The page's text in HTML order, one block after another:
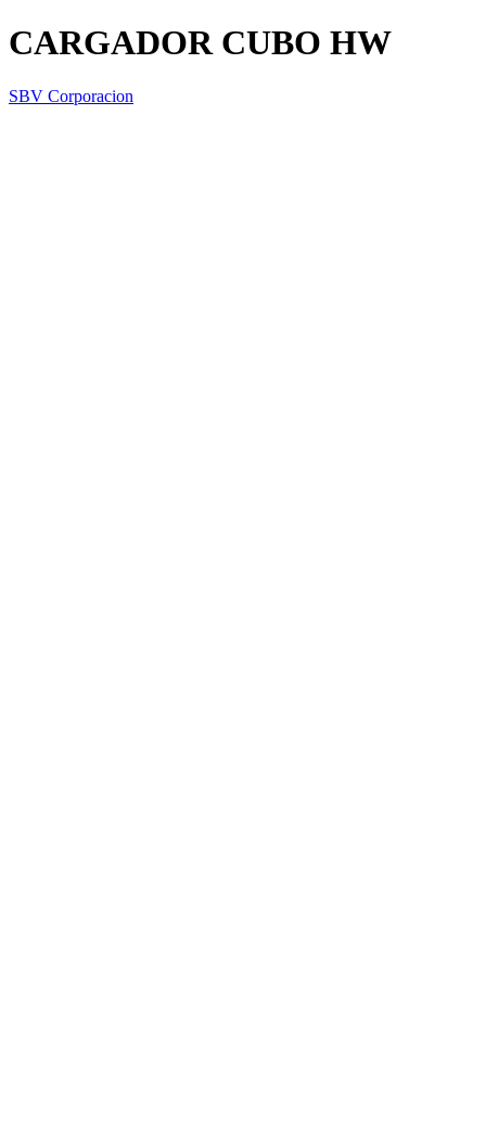
CARGADOR CUBO HW
SBV Corporacion